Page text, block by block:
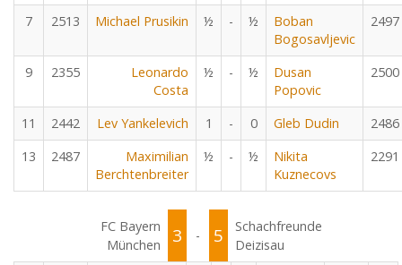
7 2513 Michael Prusikin ½ - ½
Boban
Bogosavljevic
2497
9 2355
Leonardo
Costa
½ - ½
Dusan
Popovic
2500
11 2442 Lev Yankelevich 1 - 0 Gleb Dudin
2486
13
2487
Maximilian
Berchtenbreiter
½ - ½
Nikita
Kuznecovs
2291
FC Bayern
München
3 - 5
Schachfreunde
Deizisau